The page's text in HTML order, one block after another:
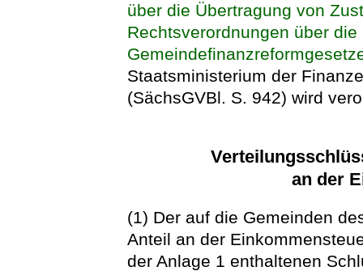
über die Übertragung von
Rechtsverordnungen über
Staatsministerium der
(SächsGVBl. S. 942) wird
an der
(1) Der auf die Gemeinden
Anteil an der
der Anlage 1 enthaltenen